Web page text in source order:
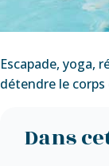
Escapade, yoga,
détendre le
Dans